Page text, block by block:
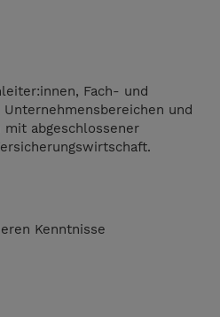
Fach- und
und
abgeschlossener
Kenntnisse